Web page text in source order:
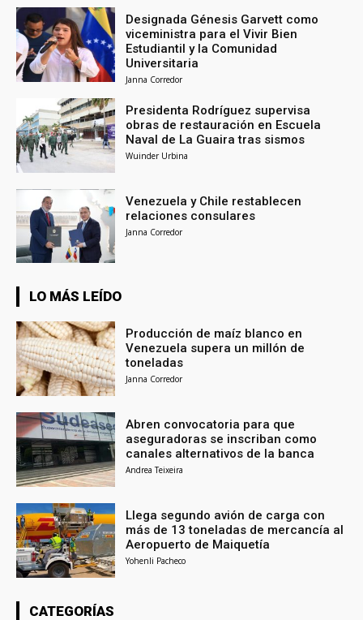
Designada Génesis Garvett como
viceministra para el Vivir Bien
Estudiantil y la Comunidad
Universitaria
Janna Corredor
Presidenta Rodríguez supervisa
obras de restauración en Escuela
Naval de La Guaira tras sismos
Wuinder Urbina
Venezuela y Chile restablecen
relaciones consulares
Janna Corredor
LO MÁS LEÍDO
Producción de maíz blanco en
Venezuela supera un millón de
toneladas
Janna Corredor
Abren convocatoria para que
aseguradoras se inscriban como
canales alternativos de la banca
Andrea Teixeira
Llega segundo avión de carga con
más de 13 toneladas de mercancía al
Aeropuerto de Maiquetía
Yohenli Pacheco
CATEGORÍAS